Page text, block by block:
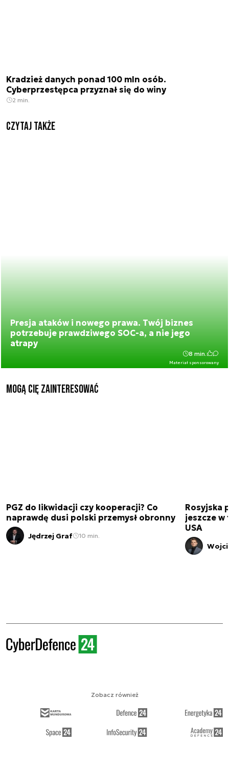
Kradzież danych ponad 100 mln osób.
Cyberprzestępca przyznał się do winy
2 min.
Czytaj także
Presja ataków i nowego prawa. Twój biznes
potrzebuje prawdziwego SOC-a, a nie jego
atrapy
Materiał sponsorowany
8 min.
Mogą Cię zainteresować
PGZ do likwidacji czy kooperacji? Co
naprawdę dusi polski przemysł obronny
Jędrzej Graf 10 min.
Rosyjska
jeszcze w
USA
Zobacz również